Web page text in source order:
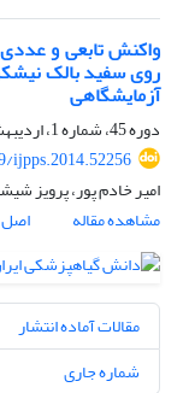
آزمایشگاهی
دوره 45، شماره 1، اردیبهشت 1393، صفحه
ijpps.2014.52256
امیر خادم پور، پرویز
مشاهده مقاله
اصل
مقالات آماده انتشار
شماره جاری